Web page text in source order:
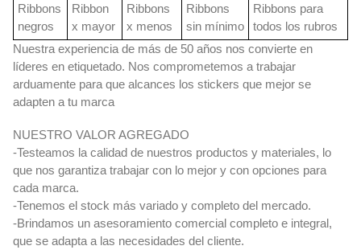
Ribbons
negros
Ribbon
x mayor
Ribbons
x menos
Ribbons
sin mínimo
Ribbons para
todos los rubros
Nuestra experiencia de más de 50 años nos convierte en
líderes en etiquetado. Nos comprometemos a trabajar
arduamente para que alcances los stickers que mejor se
adapten a tu marca
NUESTRO VALOR AGREGADO
-Testeamos la calidad de nuestros productos y materiales, lo
que nos garantiza trabajar con lo mejor y con opciones para
cada marca.
-Tenemos el stock más variado y completo del mercado.
-Brindamos un asesoramiento comercial completo e integral,
que se adapta a las necesidades del cliente.